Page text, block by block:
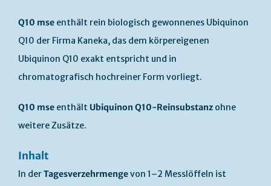
Q10 mse enthält rein biologisch gewonnenes Ubiquinon
Q10 der Firma Kaneka, das dem körpereigenen
Ubiquinon Q10 exakt entspricht und in
chromatografisch hochreiner Form vorliegt.
Q10 mse enthält Ubiquinon Q10-Reinsubstanz ohne
weitere Zusätze.
Inhalt
In derTagesverzehrmengevon 1–2 Messlöffeln ist